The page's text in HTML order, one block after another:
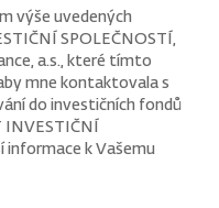
výše uvedených
SPOLEČNOSTÍ,
a.s., které tímto
mne kontaktovala s
do investičních fondů
informace k Vašemu